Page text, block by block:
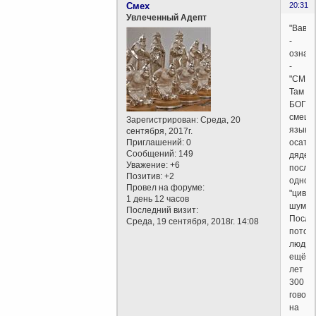
20:31
Смех
Увлеченный Адепт
Зарегистрирован: Среда, 20
сентября, 2017г.
Приглашений: 0
Сообщений: 149
Уважение: +6
Позитив: +2
Провел на форуме:
1 день 12 часов
Последний визит:
Среда, 19 сентября, 2018г. 14:08
-
-
Там
БОГ
языки
После
люди
ещё
лет
300
на